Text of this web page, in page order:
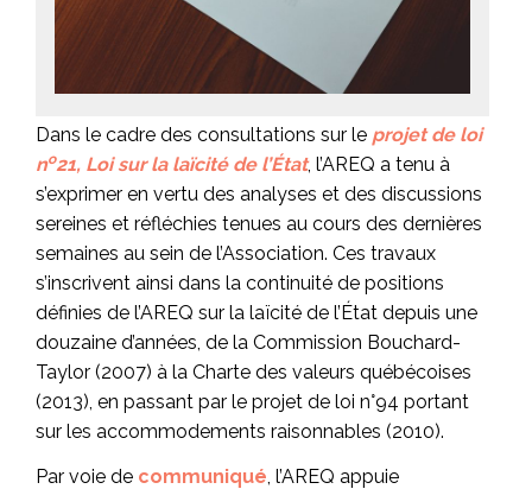
Dans le cadre des consultations sur le projet de loi
no21, Loi sur la laïcité de l’État, l’AREQ a tenu à
s’exprimer en vertu des analyses et des discussions
sereines et réfléchies tenues au cours des dernières
semaines au sein de l’Association. Ces travaux
s’inscrivent ainsi dans la continuité de positions
définies de l’AREQ sur la laïcité de l’État depuis une
douzaine d’années, de la Commission Bouchard-
Taylor (2007) à la Charte des valeurs québécoises
(2013), en passant par le projet de loi n°94 portant
sur les accommodements raisonnables (2010).
Par voie de communiqué, l’AREQ appuie